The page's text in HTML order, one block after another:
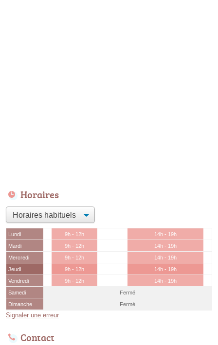
Horaires
Lundi 9h - 12h
14h - 19h
Mardi
9h - 12h
14h - 19h
Mercredi
9h - 12h
14h - 19h
Jeudi
9h - 12h
14h - 19h
Vendredi
9h - 12h
14h - 19h
Samedi
Fermé
Dimanche
Fermé
Signaler une erreur
Contact